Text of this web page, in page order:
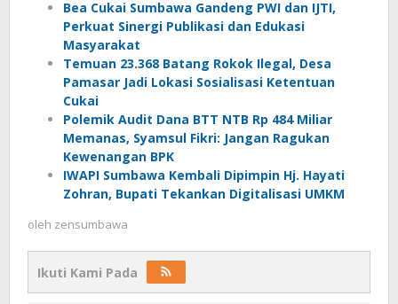
Bea Cukai Sumbawa Gandeng PWI dan IJTI,
Perkuat Sinergi Publikasi dan Edukasi
Masyarakat
Temuan 23.368 Batang Rokok Ilegal, Desa
Pamasar Jadi Lokasi Sosialisasi Ketentuan
Cukai
Polemik Audit Dana BTT NTB Rp 484 Miliar
Memanas, Syamsul Fikri: Jangan Ragukan
Kewenangan BPK
IWAPI Sumbawa Kembali Dipimpin Hj. Hayati
Zohran, Bupati Tekankan Digitalisasi UMKM
oleh zensumbawa
Ikuti Kami Pada